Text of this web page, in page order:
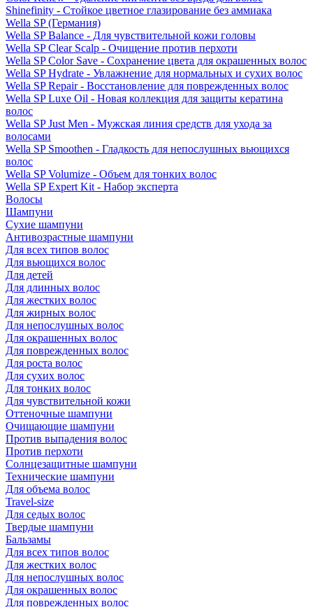
Shinefinity - Стойкое цветное глазирование без аммиака
Wella SP (Германия)
Wella SP Balance - Для чувствительной кожи головы
Wella SP Clear Scalp - Очищение против перхоти
Wella SP Color Save - Сохранение цвета для окрашенных волос
Wella SP Hydrate - Увлажнение для нормальных и сухих волос
Wella SP Repair - Восстановление для поврежденных волос
Wella SP Luxe Oil - Новая коллекция для защиты кератина
волос
Wella SP Just Men - Мужская линия средств для ухода за
волосами
Wella SP Smoothen - Гладкость для непослушных вьющихся
волос
Wella SP Volumize - Объем для тонких волос
Wella SP Expert Kit - Набор эксперта
Волосы
Шампуни
Сухие шампуни
Антивозрастные шампуни
Для всех типов волос
Для вьющихся волос
Для детей
Для длинных волос
Для жестких волос
Для жирных волос
Для непослушных волос
Для окрашенных волос
Для поврежденных волос
Для роста волос
Для сухих волос
Для тонких волос
Для чувствительной кожи
Оттеночные шампуни
Очищающие шампуни
Против выпадения волос
Против перхоти
Солнцезащитные шампуни
Технические шампуни
Для объема волос
Travel-size
Для седых волос
Твердые шампуни
Бальзамы
Для всех типов волос
Для жестких волос
Для непослушных волос
Для окрашенных волос
Для поврежденных волос